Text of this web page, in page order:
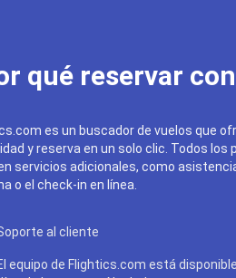
qué reservar
es un buscador de vuelos que
y reserva en un solo clic. Todos los
servicios adicionales, como
o el check-in en línea.
al cliente
equipo de Flightics.com está